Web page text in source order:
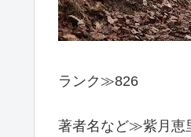
ランク≫826
著者名など≫紫月恵